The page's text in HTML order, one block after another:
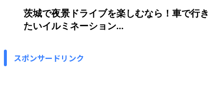
茨城で夜景ドライブを楽しむなら！車で行き
たいイルミネーション...
スポンサードリンク